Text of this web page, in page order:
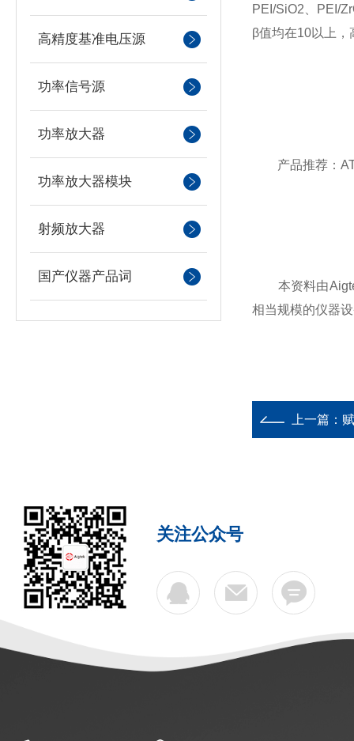
高精度基准电压源
功率信号源
功率放大器
功率放大器模块
射频放大器
国产仪器产品词
PEI/SiO2、PEI/
β值均在10以上，
产品推荐：
本资料由Aigtek
相当规模的仪器
上一篇：
关注公众号